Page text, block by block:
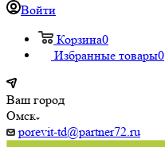
Войти
Корзина0
Избранные товары0
Ваш город
Омск
porevit-td@partner72.ru